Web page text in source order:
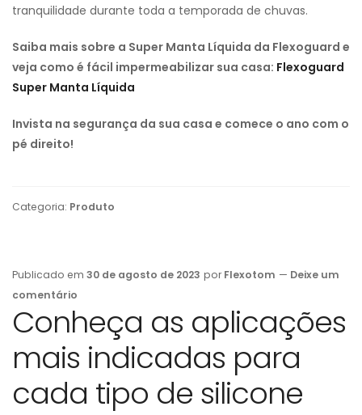
tranquilidade durante toda a temporada de chuvas.
Saiba mais sobre a Super Manta Líquida da Flexoguard e
veja como é fácil impermeabilizar sua casa: Flexoguard
Super Manta Líquida
Invista na segurança da sua casa e comece o ano com o
pé direito!
Categoria: Produto
Publicado em 30 de agosto de 2023 por Flexotom — Deixe um
comentário
Conheça as aplicações
mais indicadas para
cada tipo de silicone